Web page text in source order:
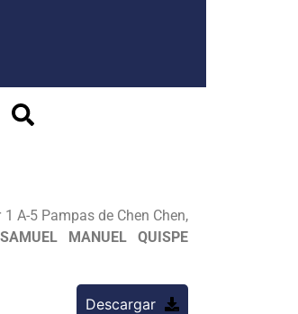
A-5 Pampas de Chen Chen,
MANUEL QUISPE
Descargar